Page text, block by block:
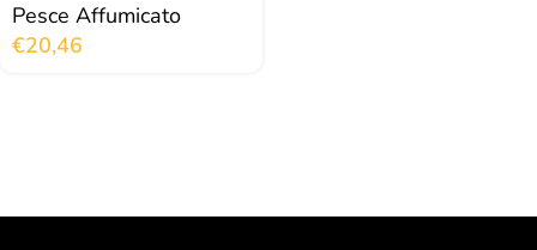
Pesce Affumicato
€20,46